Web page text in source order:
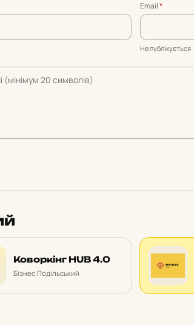
Email*
Не публікується
Коворкінг HUB 4.0
Бізнес·Подільський